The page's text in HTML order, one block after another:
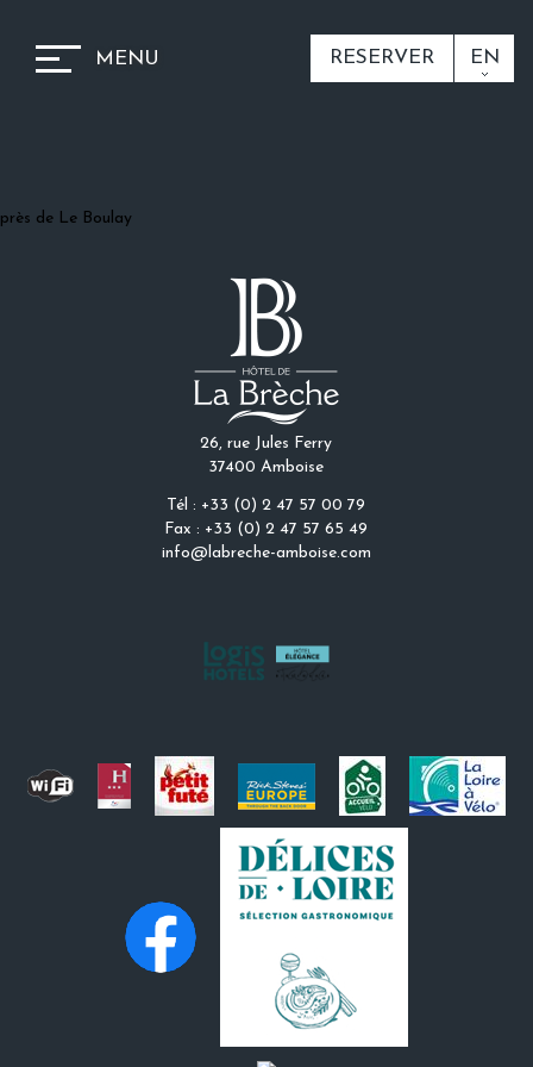
MENU RESERVER EN
près de Le Boulay
26, rue Jules Ferry
37400 Amboise
Tél : +33 (0) 2 47 57 00 79
Fax : +33 (0) 2 47 57 65 49
info@labreche-amboise.com